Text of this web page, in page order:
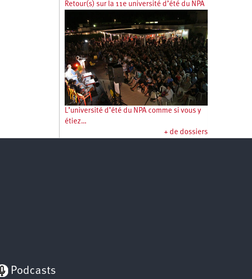
Retour(s) sur la 11e université d’été du NPA
L’université d’été du NPA comme si vous y
étiez…
+ de dossiers
Podcasts